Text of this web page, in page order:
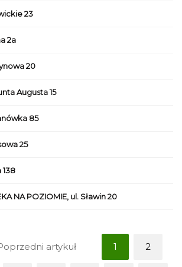
23
2a
20
Augusta 15
85
25
138
NA POZIOMIE, ul. Sławin 20
artykuł 1 2